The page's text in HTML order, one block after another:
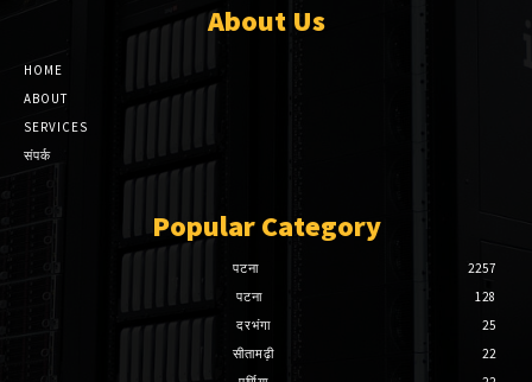
About Us
HOME
ABOUT
SERVICES
संपर्क
Popular Category
पटना
2257
पटना
128
दरभंगा
25
सीतामढ़ी
22